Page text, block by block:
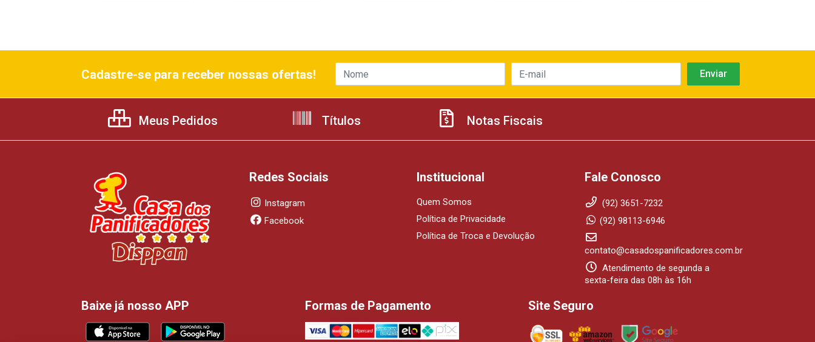
Cadastre-se para receber nossas ofertas!
Meus Pedidos Títulos Notas Fiscais
Redes Sociais
Instagram
Facebook
Institucional
Quem Somos
Política de Privacidade
Política de Troca e Devolução
Fale Conosco
(92) 3651-7232
(92) 98113-6946
contato@casadospanificadores.com.br
Atendimento de segunda a
sexta-feira das 08h às 16h
Baixe já nosso APP Formas de Pagamento Site Seguro